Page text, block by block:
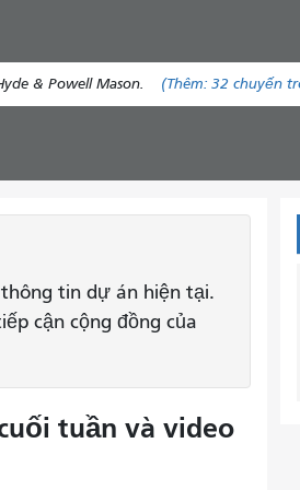
dung
& Powell Mason. (Thêm: 32 chuyến
tin dự án hiện tại.
cận cộng đồng của
tuần và video